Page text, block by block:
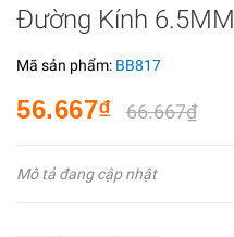
Đường Kính 6.5MM
Mã sản phẩm: BB817
56.667₫ 66.667₫
Mô tả đang cập nhật